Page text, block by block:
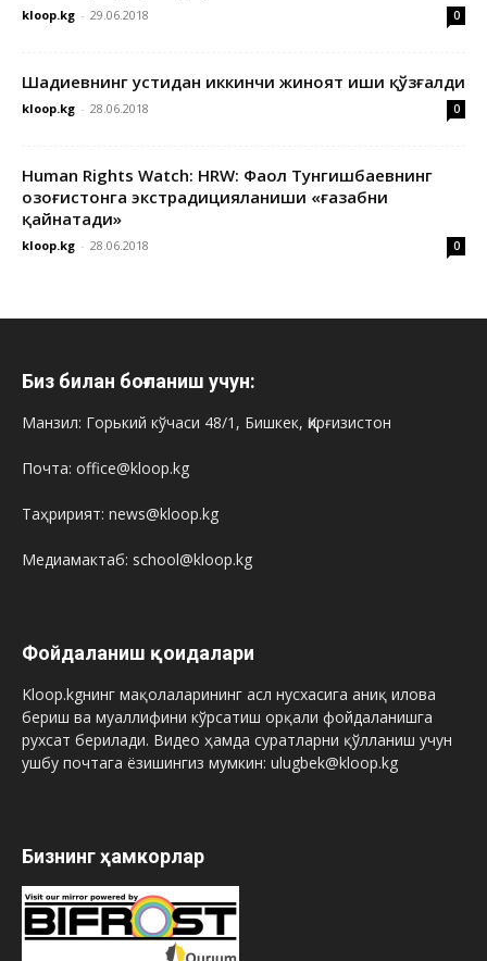
kloop.kg - 29.06.2018 0
Шадиевнинг устидан иккинчи жиноят иши қўзғалди
kloop.kg - 28.06.2018 0
Human Rights Watch: HRW: Фаол Тунгишбаевнинг
Қозоғистонга экстрадицияланиши «ғазабни
қайнатади»
kloop.kg - 28.06.2018 0
Биз билан боғланиш учун:
Манзил: Горький кўчаси 48/1, Бишкек, Қирғизистон
Почта: office@kloop.kg
Таҳририят: news@kloop.kg
Медиамактаб: school@kloop.kg
Фойдаланиш қоидалари
Kloop.kgнинг мақолаларининг асл нусхасига аниқ илова
бериш ва муаллифини кўрсатиш орқали фойдаланишга
рухсат берилади. Видео ҳамда суратларни қўлланиш учун
ушбу почтага ёзишингиз мумкин: ulugbek@kloop.kg
Бизнинг ҳамкорлар